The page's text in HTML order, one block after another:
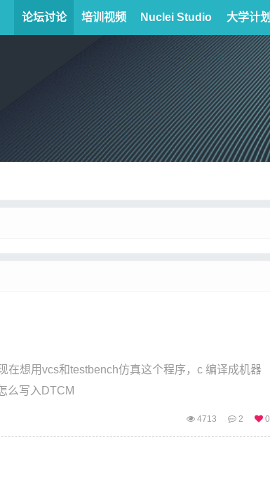
论坛讨论 培训视频 Nuclei Studio 大学计划
在想用vcs和testbench仿真这个程序，c 编译成机器
么写入DTCM
4713 2 0